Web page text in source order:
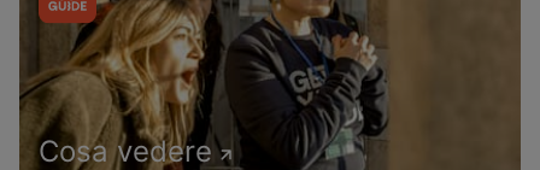
Cosa vedere